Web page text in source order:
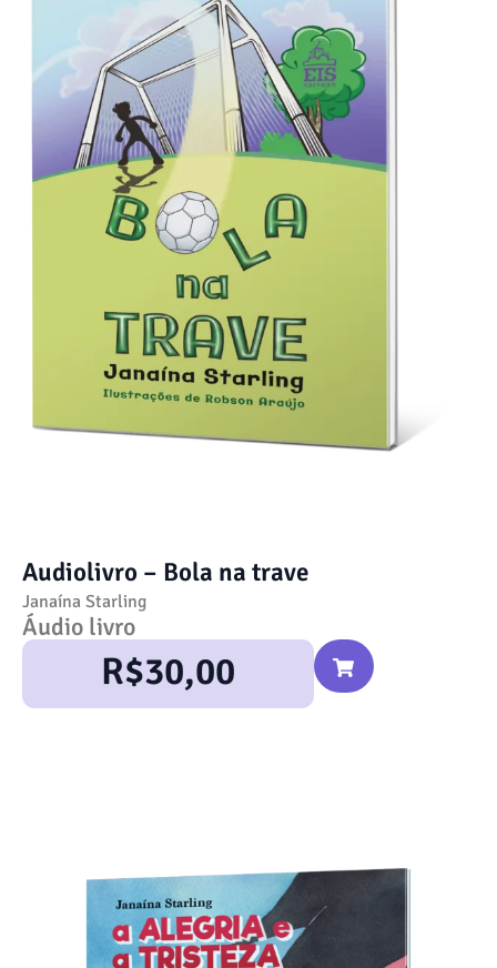
Audiolivro – Bola na trave
Janaína Starling
Áudio livro
R$30,00